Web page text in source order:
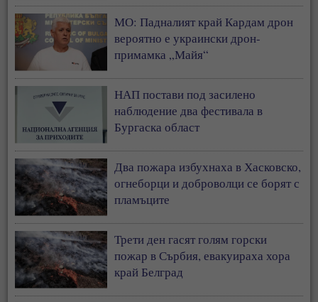
МО: Падналият край Кардам дрон
вероятно е украински дрон-
примамка „Майя“
НАП постави под засилено
наблюдение два фестивала в
Бургаска област
Два пожара избухнаха в Хасковско,
огнеборци и доброволци се борят с
пламъците
Трети ден гасят голям горски
пожар в Сърбия, евакуираха хора
край Белград